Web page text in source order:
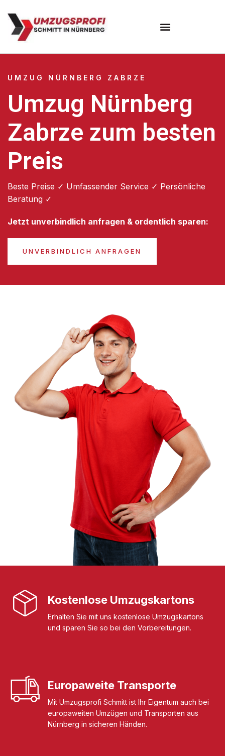
UMZUG NÜRNBERG ZABRZE
Umzug Nürnberg
Zabrze zum besten
Preis
Beste Preise ✓ Umfassender Service ✓ Persönliche
Beratung ✓
Jetzt unverbindlich anfragen & ordentlich sparen:
UNVERBINDLICH ANFRAGEN
Kostenlose Umzugskartons
Erhalten Sie mit uns kostenlose Umzugskartons
und sparen Sie so bei den Vorbereitungen.
Europaweite Transporte
Mit Umzugsprofi Schmitt ist Ihr Eigentum auch bei
europaweiten Umzügen und Transporten aus
Nürnberg in sicheren Händen.